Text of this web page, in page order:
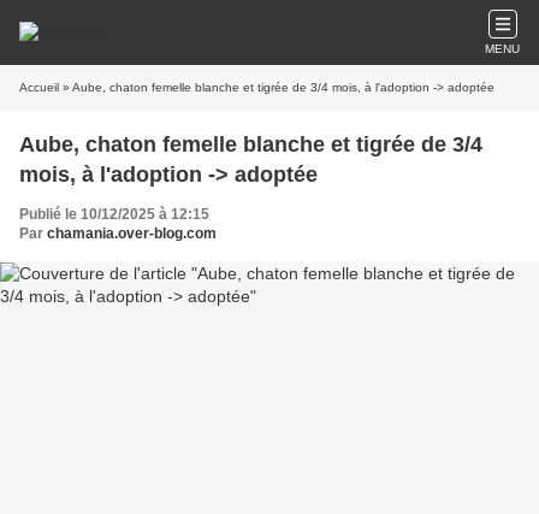
MENU
Accueil » Aube, chaton femelle blanche et tigrée de 3/4 mois, à l'adoption -> adoptée
Aube, chaton femelle blanche et tigrée de 3/4
mois, à l'adoption -> adoptée
Publié le 10/12/2025 à 12:15
Par chamania.over-blog.com